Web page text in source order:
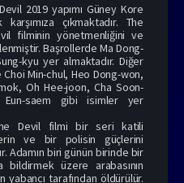
2019 yapımı Güney Kore
çıkmaktadır. The
filminin yönetmenliğini ve
Başrollerde Ma Dong-
kyu yer almaktadır. Diğer
Min-chul, Heo Dong-won,
Oh Hee-joon, Cha Soon-
saem gibi isimler yer
Devil filmi bir seri katili
ve bir polisin güçlerini
Adamın biri günün birinde bir
üzere arabasının
yabancı tarafından öldürülür.